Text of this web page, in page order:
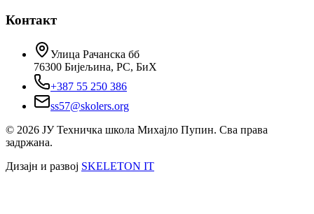
Контакт
Улица Рачанска бб
76300 Бијељина, РС, БиХ
+387 55 250 386
ss57@skolers.org
© 2026 ЈУ Техничка школа Михајло Пупин. Сва права
задржана.
Дизајн и развој SKELETON IT